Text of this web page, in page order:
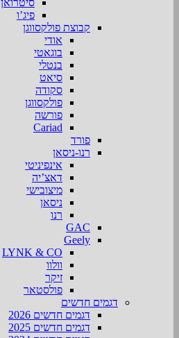
פיג’ו
קבוצת פולקסווגן
אודי
בוגאטי
בנטלי
סיאט
סקודה
פולקסווגן
פורשה
Cariad
פורד
רנו-ניסאן
אינפיניטי
דאצ’יה
מיצובישי
ניסאן
רנו
GAC
Geely
LYNK & CO
וולוו
זיקר
פולסטאר
דגמים חדשים
דגמים חדשים 2026
דגמים חדשים 2025